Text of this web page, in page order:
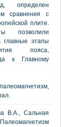
определен
сравнения с
плите.
позволили
главные этапы
пояса,
к Главному
В.А., Сальная